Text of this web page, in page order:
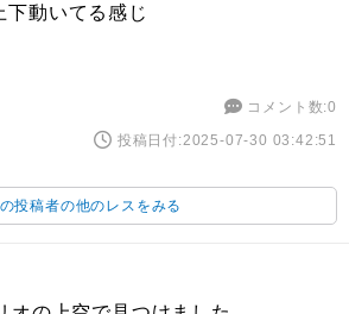
下動いてる感じ
コメント数:0
投稿日付:2025-07-30 03:42:51
投稿者の他のレスをみる